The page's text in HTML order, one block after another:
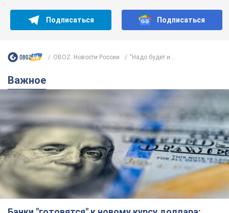
Подписаться Подписаться
OBOZ. Новости России "Надо будет и...
Важное